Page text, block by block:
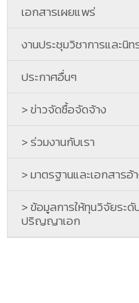
เอกสารเผยแพร่
งานประชุมวิชาการและนิ
ประกาศอื่นๆ
> ข่าวจัดซื้อจัดจ้าง
> ร่วมงานกับเรา
> มาตรฐานและเอกสารอ้
> ข้อมูลการให้ทุนวิจัยระดั
ปริญญาเอก